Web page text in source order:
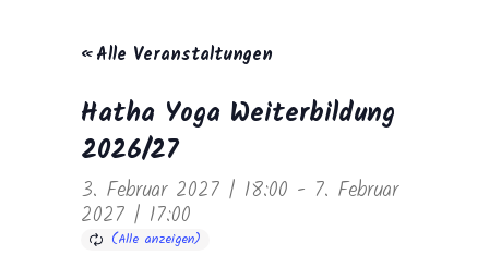
« Alle Veranstaltungen
Hatha Yoga Weiterbildung
2026/27
3. Februar 2027 | 18:00 - 7. Februar
2027 | 17:00